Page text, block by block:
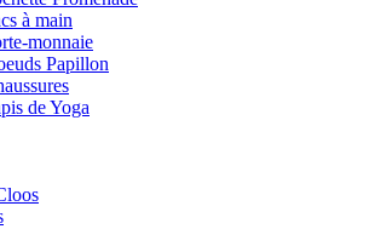
à main
monnaie
Papillon
de Yoga